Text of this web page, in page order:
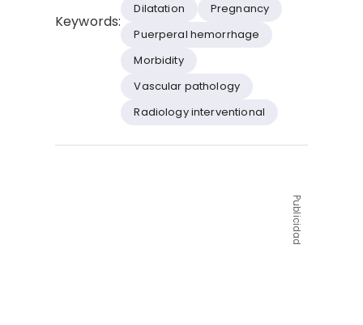
Keywords:
Dilatation
Pregnancy
Puerperal hemorrhage
Morbidity
Vascular pathology
Radiology interventional
Publicidad